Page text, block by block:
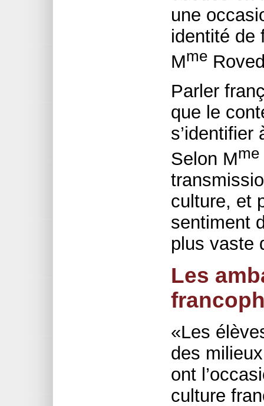
une
identité de
Mme
Parler
que le
Selon Mme
culture, et
sentiment
plus vaste
Les
«Les
des
ont
culture